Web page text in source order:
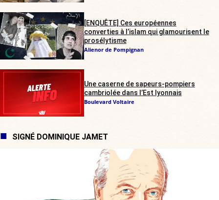
[ENQUÊTE] Ces européennes
converties à l’islam qui glamourisent le
prosélytisme
Alienor de Pompignan
Une caserne de sapeurs-pompiers
cambriolée dans l’Est lyonnais
Boulevard Voltaire
SIGNÉ DOMINIQUE JAMET